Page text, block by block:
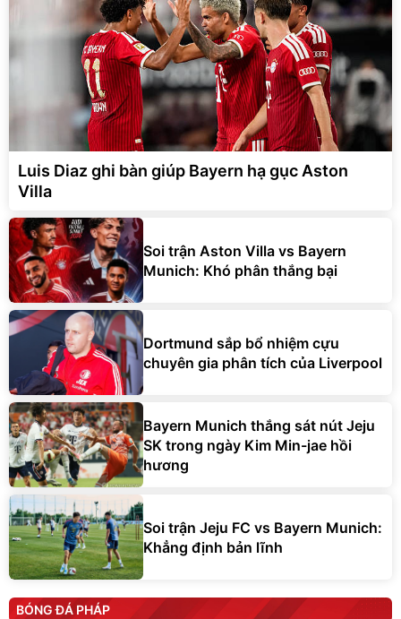
Luis Diaz ghi bàn giúp Bayern hạ gục Aston
Villa
Soi trận Aston Villa vs Bayern
Munich: Khó phân thắng bại
Dortmund sắp bổ nhiệm cựu
chuyên gia phân tích của Liverpool
Bayern Munich thắng sát nút Jeju
SK trong ngày Kim Min-jae hồi
hương
Soi trận Jeju FC vs Bayern Munich:
Khẳng định bản lĩnh
BÓNG ĐÁ PHÁP